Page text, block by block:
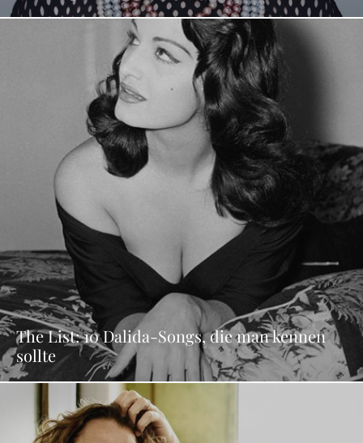
The List: 10 Dalida-Songs, die man kennen
sollte